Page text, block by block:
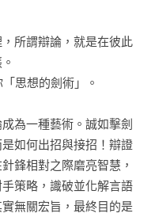
所謂辯論，就是在彼此
思想的劍術」。
為一種藝術。誠如擊劍
如何出招與接招！辯證
鋒相對之際磨亮智慧，
策略，識破並化解言語
無關宏旨，最終目的是